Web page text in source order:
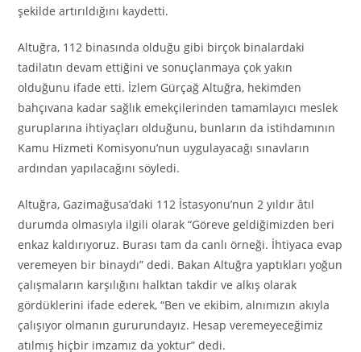
şekilde artırıldığını kaydetti.
Altuğra, 112 binasında olduğu gibi birçok binalardaki
tadilatın devam ettiğini ve sonuçlanmaya çok yakın
olduğunu ifade etti. İzlem Gürçağ Altuğra, hekimden
bahçıvana kadar sağlık emekçilerinden tamamlayıcı meslek
guruplarına ihtiyaçları olduğunu, bunların da istihdamının
Kamu Hizmeti Komisyonu’nun uygulayacağı sınavların
ardından yapılacağını söyledi.
Altuğra, Gazimağusa’daki 112 İstasyonu’nun 2 yıldır âtıl
durumda olmasıyla ilgili olarak “Göreve geldiğimizden beri
enkaz kaldırıyoruz. Burası tam da canlı örneği. İhtiyaca evap
veremeyen bir binaydı” dedi. Bakan Altuğra yaptıkları yoğun
çalışmaların karşılığını halktan takdir ve alkış olarak
gördüklerini ifade ederek, “Ben ve ekibim, alnımızın akıyla
çalışıyor olmanın gururundayız. Hesap veremeyeceğimiz
atılmış hiçbir imzamız da yoktur” dedi.